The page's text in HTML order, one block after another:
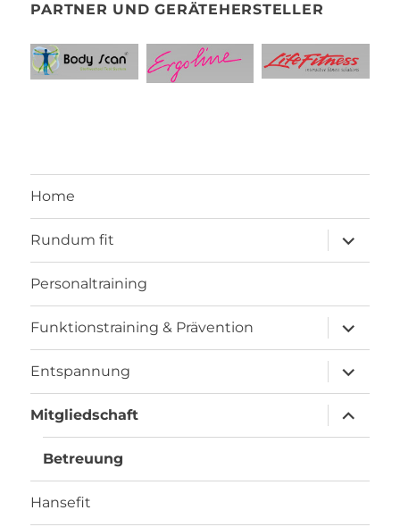
PARTNER UND GERÄTEHERSTELLER
Home
Rundum fit
anzeigen
Personaltraining
Funktionstraining & Prävention
anzeigen
Entspannung
anzeigen
Mitgliedschaft
anzeigen
Betreuung
Hansefit